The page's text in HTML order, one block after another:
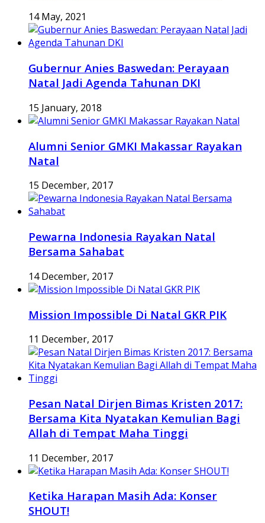
14 May, 2021
Gubernur Anies Baswedan: Perayaan
Natal Jadi Agenda Tahunan DKI
15 January, 2018
Alumni Senior GMKI Makassar Rayakan
Natal
15 December, 2017
Pewarna Indonesia Rayakan Natal
Bersama Sahabat
14 December, 2017
Mission Impossible Di Natal GKR PIK
11 December, 2017
Pesan Natal Dirjen Bimas Kristen 2017:
Bersama Kita Nyatakan Kemulian Bagi
Allah di Tempat Maha Tinggi
11 December, 2017
Ketika Harapan Masih Ada: Konser
SHOUT!